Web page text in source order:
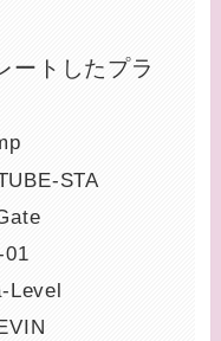
ートしたプラ
STA
01
Level